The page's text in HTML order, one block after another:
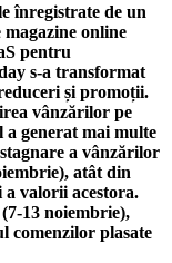
înregistrate de un
online
pentru
s-a transformat
și promoții.
vânzărilor pe
generat mai multe
a vânzărilor
atât din
valorii acestora.
13 noiembrie),
comenzilor plasate